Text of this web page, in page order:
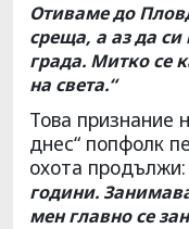
Отиваме до
среща, а аз да
града. Митко се
на света.“
Това признание
днес“ попфолк
охота продължи:
години.
мен главно се